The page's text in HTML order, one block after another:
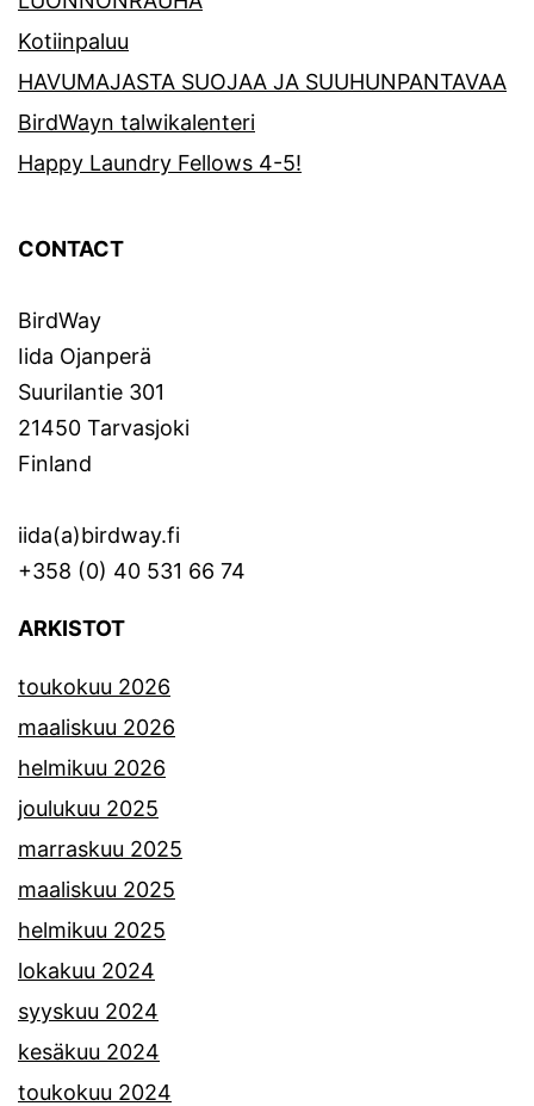
Kotiinpaluu
HAVUMAJASTA SUOJAA JA SUUHUNPANTAVAA
BirdWayn talwikalenteri
Happy Laundry Fellows 4-5!
CONTACT
BirdWay
Iida Ojanperä
Suurilantie 301
21450 Tarvasjoki
Finland
iida(a)birdway.fi
+358 (0) 40 531 66 74
ARKISTOT
toukokuu 2026
maaliskuu 2026
helmikuu 2026
joulukuu 2025
marraskuu 2025
maaliskuu 2025
helmikuu 2025
lokakuu 2024
syyskuu 2024
kesäkuu 2024
toukokuu 2024